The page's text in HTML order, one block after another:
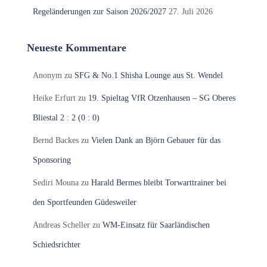
Regeländerungen zur Saison 2026/2027 27. Juli 2026
Neueste Kommentare
Anonym zu SFG & No.1 Shisha Lounge aus St. Wendel
Heike Erfurt zu 19. Spieltag VfR Otzenhausen – SG Oberes
Bliestal 2 : 2 (0 : 0)
Bernd Backes zu Vielen Dank an Björn Gebauer für das
Sponsoring
Sediri Mouna zu Harald Bermes bleibt Torwarttrainer bei
den Sportfeunden Güdesweiler
Andreas Scheller zu WM-Einsatz für Saarländischen
Schiedsrichter